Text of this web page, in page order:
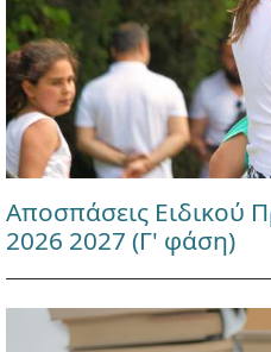
Αποσπάσεις Ειδικού
2026 2027 (Γ' φάση)